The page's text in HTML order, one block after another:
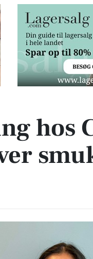
sundere hud
hos